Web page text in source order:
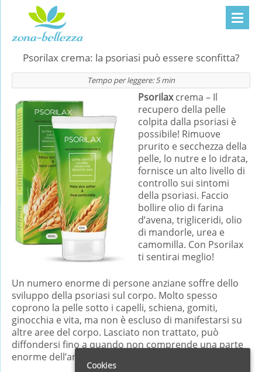
Psorilax crema: la psoriasi può essere sconfitta?
Tempo per leggere:5 min
Psorilaxcrema – Il
recupero della pelle
colpita dalla psoriasi è
possibile! Rimuove
prurito e secchezza della
pelle, lo nutre e lo idrata,
fornisce un alto livello di
controllo sui sintomi
della psoriasi. Faccio
bollire olio di farina
d’avena, trigliceridi, olio
di mandorle, urea e
camomilla. Con Psorilax
ti sentirai meglio!
Un numero enorme di persone anziane soffre dello
sviluppo della psoriasi sul corpo. Molto spesso
coprono la pelle sotto i capelli, schiena, gomiti,
ginocchia e vita, ma non è escluso di manifestarsi su
altre aree del corpo. Lasciato non trattato, può
diffondersi fino a quando non comprende una parte
enorme dell’area di occorrenza iniziale.
Cookies